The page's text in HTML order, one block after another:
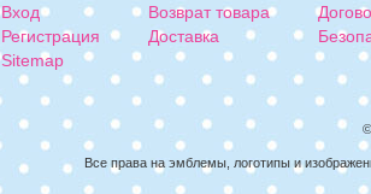
Вход
Регистрация
Sitemap
Возврат товара
Доставка
Все права на эмблемы, логотипы и